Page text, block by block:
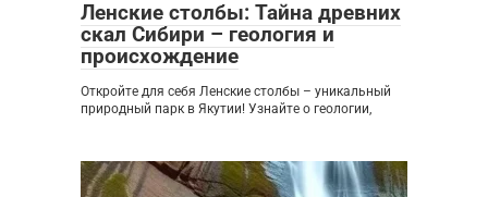
Ленские столбы: Тайна древних
скал Сибири – геология и
происхождение
Откройте для себя Ленские столбы – уникальный
природный парк в Якутии! Узнайте о геологии,